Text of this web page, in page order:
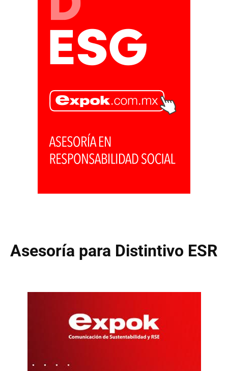
Asesoría para Distintivo ESR